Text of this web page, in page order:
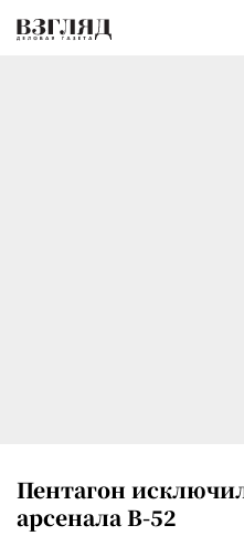
Пентагон
арсенала B-52